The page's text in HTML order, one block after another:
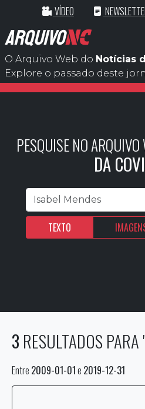
VÍDEO
ARQUIVONC
O Arquivo Web do Notícias
Explore o passado deste
PESQUISE NO ARQUIVO
DA
TEXTO
3 RESULTADOS PARA
Entre 2009-01-01e 2019-12-31